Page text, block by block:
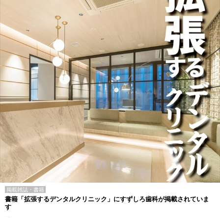
掲載雑誌・書籍
書籍「拡張するデンタルクリニック」にすずしろ歯科が掲載されていま
す